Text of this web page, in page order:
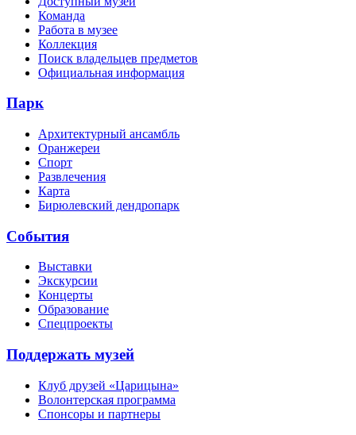
Команда
Работа в музее
Коллекция
Поиск владельцев предметов
Официальная информация
Парк
Архитектурный ансамбль
Оранжереи
Спорт
Развлечения
Карта
Бирюлевский дендропарк
События
Выставки
Экскурсии
Концерты
Образование
Спецпроекты
Поддержать музей
Клуб друзей «Царицына»
Волонтерская программа
Спонсоры и партнеры